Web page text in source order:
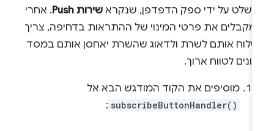
על ידי ספק הדפדפן, שנקראשירות Push
. אחרי
את פרטי המינוי של ההתראות בדחיפה, צריך
אותם לשרת ולדאוג שהשרת יאחסן אותם במסד
לטווח ארוך.
מוסיפים את הקוד המודגש הבא אל
subscribeButtonHandler()
: